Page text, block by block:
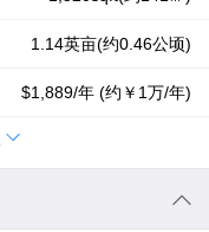
1.14英亩(约0.46公顷)
$1,889/年 (约 ￥1万/年)